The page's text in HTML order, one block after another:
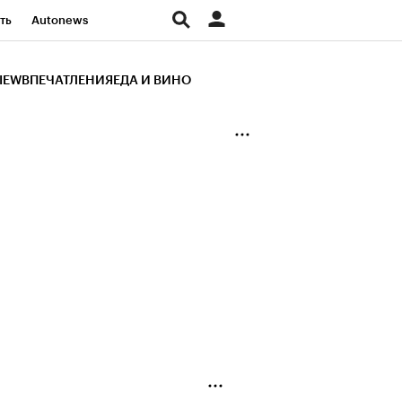
Autonews
ВПЕЧАТЛЕНИЯ ЕДА И ВИНО